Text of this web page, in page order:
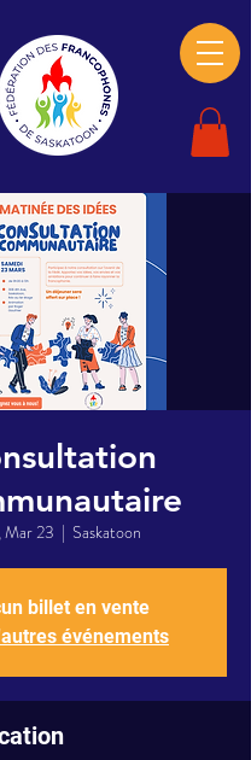
Mar 23
  |
Saskatoon
billet en vente
événements